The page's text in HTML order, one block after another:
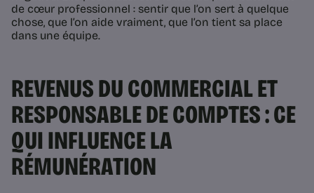
de cœur professionnel : sentir que l’on sert à quelque
chose, que l’on aide vraiment, que l’on tient sa place
dans une équipe.
REVENUS DU COMMERCIAL ET
RESPONSABLE DE COMPTES : CE
QUI INFLUENCE LA
RÉMUNÉRATION